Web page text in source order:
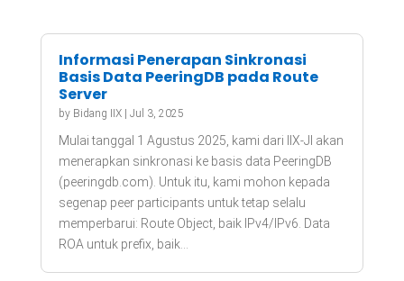
Informasi Penerapan Sinkronasi
Basis Data PeeringDB pada Route
Server
by Bidang IIX| Jul 3, 2025
Mulai tanggal 1 Agustus 2025, kami dari IIX-JI akan
menerapkan sinkronasi ke basis data PeeringDB
(peeringdb.com). Untuk itu, kami mohon kepada
segenap peer participants untuk tetap selalu
memperbarui: Route Object, baik IPv4/IPv6. Data
ROA untuk prefix, baik...